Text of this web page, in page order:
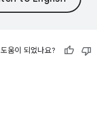
도움이 되었나요?